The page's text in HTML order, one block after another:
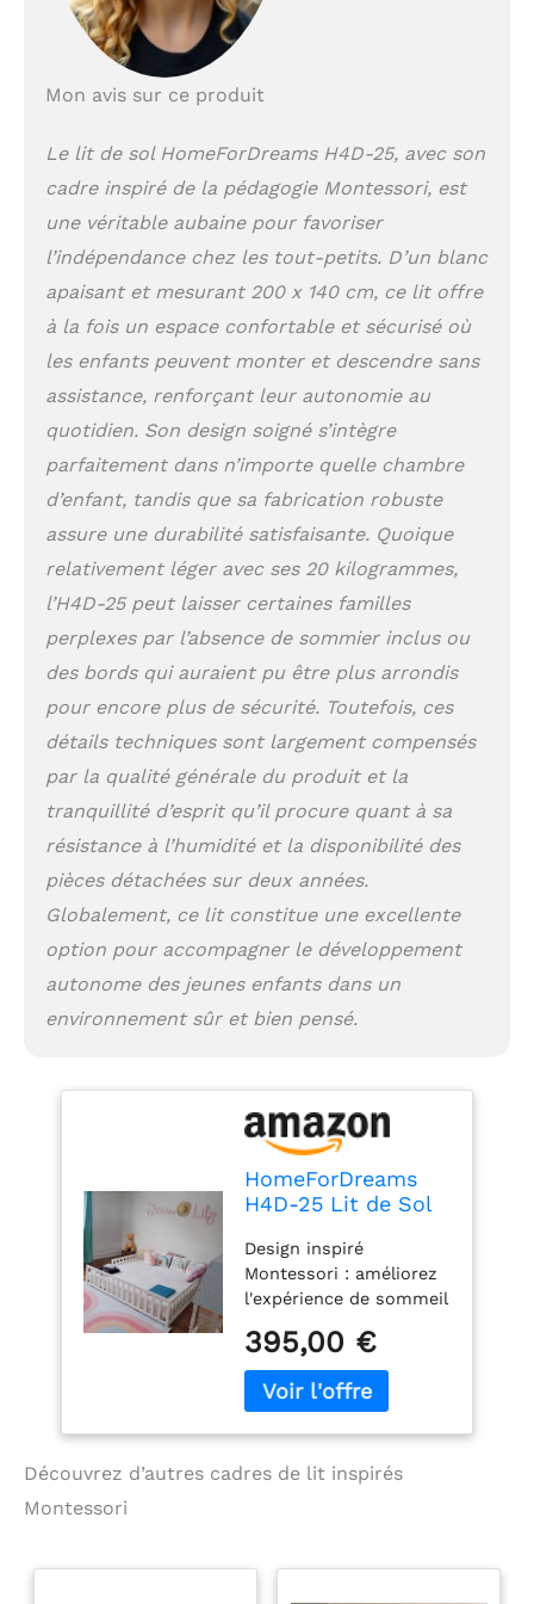
artisanalement selon
européenne,
enfant. Épaisseur de
matelas recommandée :
Nous recommandons
épaisseur minimale de
13 cm (matelas non
inclus). Assemblage
de montage nécessaire
est inclus pour une
instructions de
montage sont simples
et conviviales et
expérience sans stress.
Il suffit de fixer toutes
les vis et vous avez
sans effort.
Mon avis sur ce produit
Le lit de sol HomeForDreams H4D-25, avec son
cadre inspiré de la pédagogie Montessori, est
une véritable aubaine pour favoriser
l’indépendance chez les tout-petits. D’un blanc
apaisant et mesurant 200 x 140 cm, ce lit offre
à la fois un espace confortable et sécurisé où
les enfants peuvent monter et descendre sans
assistance, renforçant leur autonomie au
quotidien. Son design soigné s’intègre
parfaitement dans n’importe quelle chambre
d’enfant, tandis que sa fabrication robuste
assure une durabilité satisfaisante. Quoique
relativement léger avec ses 20 kilogrammes,
l’H4D-25 peut laisser certaines familles
perplexes par l’absence de sommier inclus ou
des bords qui auraient pu être plus arrondis
pour encore plus de sécurité. Toutefois, ces
détails techniques sont largement compensés
par la qualité générale du produit et la
tranquillité d’esprit qu’il procure quant à sa
résistance à l’humidité et la disponibilité des
pièces détachées sur deux années.
Globalement, ce lit constitue une excellente
option pour accompagner le développement
autonome des jeunes enfants dans un
environnement sûr et bien pensé.
HomeForDreams
H4D-25 Lit de Sol
Design inspiré
Montessori : améliorez
l'expérience de sommeil
lit de sol d'inspiration
montessori qui favorise
l'indépendance et le
un espace sûr et
optimale, préviennent la
formation de
395,00 €
Découvrez d’autres cadres de lit inspirés
Montessori